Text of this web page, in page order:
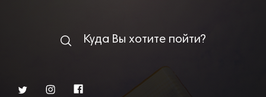
Куда Вы хотите пойти?